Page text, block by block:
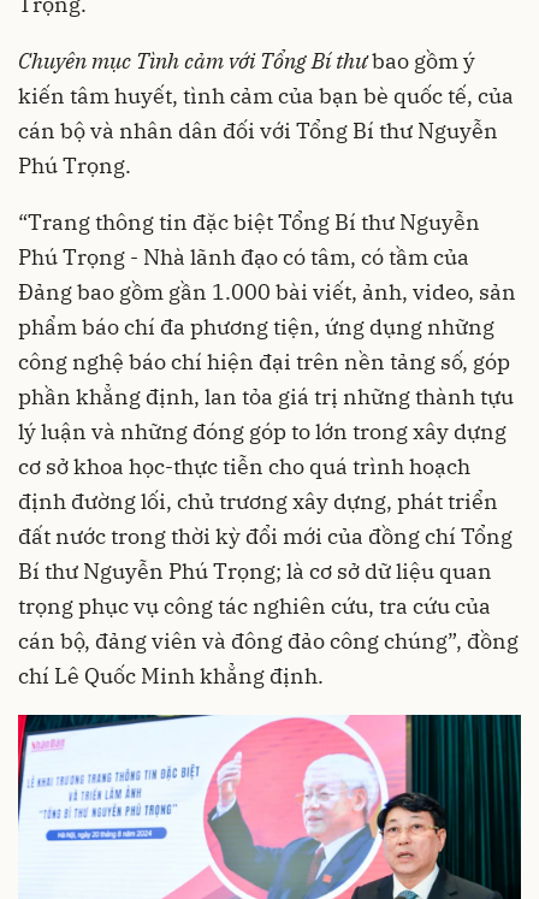
Chuyên mục Tình cảm với Tổng Bí thưbao gồm ý
kiến tâm huyết, tình cảm của bạn bè quốc tế, của
cán bộ và nhân dân đối với Tổng Bí thư Nguyễn
Phú Trọng.
“Trang thông tin đặc biệt Tổng Bí thư Nguyễn
Phú Trọng - Nhà lãnh đạo có tâm, có tầm của
Đảng bao gồm gần 1.000 bài viết, ảnh, video, sản
phẩm báo chí đa phương tiện, ứng dụng những
công nghệ báo chí hiện đại trên nền tảng số, góp
phần khẳng định, lan tỏa giá trị những thành tựu
lý luận và những đóng góp to lớn trong xây dựng
cơ sở khoa học-thực tiễn cho quá trình hoạch
định đường lối, chủ trương xây dựng, phát triển
đất nước trong thời kỳ đổi mới của đồng chí Tổng
Bí thư Nguyễn Phú Trọng; là cơ sở dữ liệu quan
trọng phục vụ công tác nghiên cứu, tra cứu của
cán bộ, đảng viên và đông đảo công chúng”, đồng
chí Lê Quốc Minh khẳng định.